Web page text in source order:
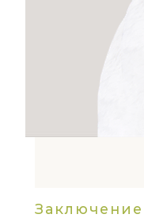
Заключение